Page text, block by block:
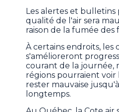
Les alertes et
qualité de l'air sera
raison de la fumée des
À certains endroits, les
s'amélioreront
courant de la journée,
régions pourraient voir
rester mauvaise
longtemps.